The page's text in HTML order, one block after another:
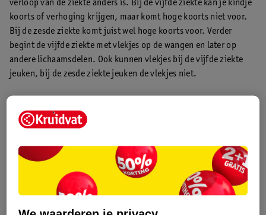
verloop van de ziekte anders is. Bij de vijfde ziekte kan je kindje
koorts of verhoging krijgen, maar komt hoge koorts niet voor.
Bij de zesde ziekte komt juist wel hoge koorts voor. Verder
begint de vijfde ziekte met vlekjes op de wangen en later op
andere lichaamsdelen. Ook kunnen vlekjes bij de vijfde ziekte
jeuken, bij de zesde ziekte jeuken de vlekjes niet.
De vijfde ziekte komt, zoals eerder genoemd, het vaakst voor bij
kinderen. Maar ook andere leeftijdsgroepen kunnen met deze
ziekte te maken krijgen. Wij hebben ze voor je uitgelicht.
Vijfde ziekte bij een baby
Ook baby’s kunnen de ziekte krijgen, al krijgen zij vaker de